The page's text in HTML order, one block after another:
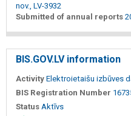
nov., LV-3932
Submitted of annual reports
BIS.GOV.LV information
Activity Elektroietaišu izbūves
BIS Registration Number
Status Aktīvs